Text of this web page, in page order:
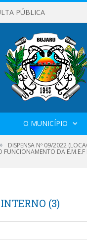
PÚBLICA
O MUNICÍPIO
DISPENSA Nº 09/2022
DA
(3)